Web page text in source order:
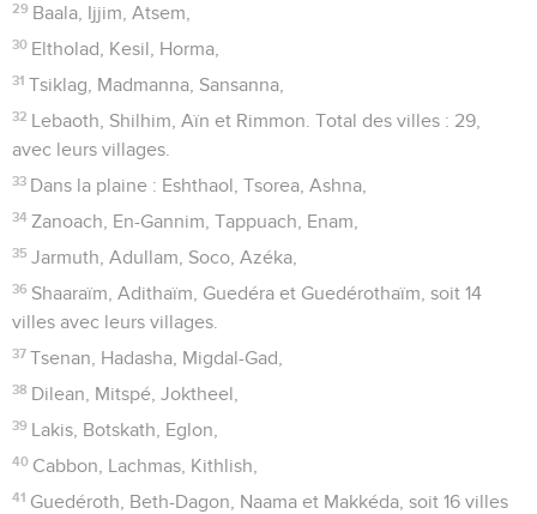
29 Baala, Ijjim, Atsem,
30 Eltholad, Kesil, Horma,
31 Tsiklag, Madmanna, Sansanna,
32
Lebaoth, Shilhim, Aïn et Rimmon. Total des villes : 29,
avec leurs villages.
33 Dans la plaine : Eshthaol, Tsorea, Ashna,
34 Zanoach, En-Gannim, Tappuach, Enam,
35 Jarmuth, Adullam, Soco, Azéka,
36 Shaaraïm, Adithaïm, Guedéra et Guedérothaïm, soit 14
villes avec leurs villages.
37 Tsenan, Hadasha, Migdal-Gad,
38 Dilean, Mitspé, Joktheel,
39 Lakis, Botskath, Eglon,
40 Cabbon, Lachmas, Kithlish,
41 Guedéroth, Beth-Dagon, Naama et Makkéda, soit 16 villes